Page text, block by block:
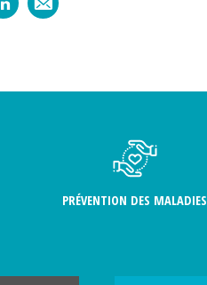
PRÉVENTION DES MALADIES